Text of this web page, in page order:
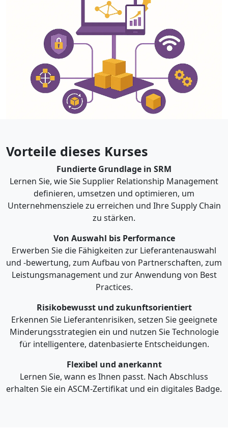
Vorteile dieses Kurses
Fundierte Grundlage in SRM
Lernen Sie, wie Sie Supplier Relationship Management
definieren, umsetzen und optimieren, um
Unternehmensziele zu erreichen und Ihre Supply Chain
zu stärken.
Von Auswahl bis Performance
Erwerben Sie die Fähigkeiten zur Lieferantenauswahl
und -bewertung, zum Aufbau von Partnerschaften, zum
Leistungsmanagement und zur Anwendung von Best
Practices.
Risikobewusst und zukunftsorientiert
Erkennen Sie Lieferantenrisiken, setzen Sie geeignete
Minderungsstrategien ein und nutzen Sie Technologie
für intelligentere, datenbasierte Entscheidungen.
Flexibel und anerkannt
Lernen Sie, wann es Ihnen passt. Nach Abschluss
erhalten Sie ein ASCM-Zertifikat und ein digitales Badge.